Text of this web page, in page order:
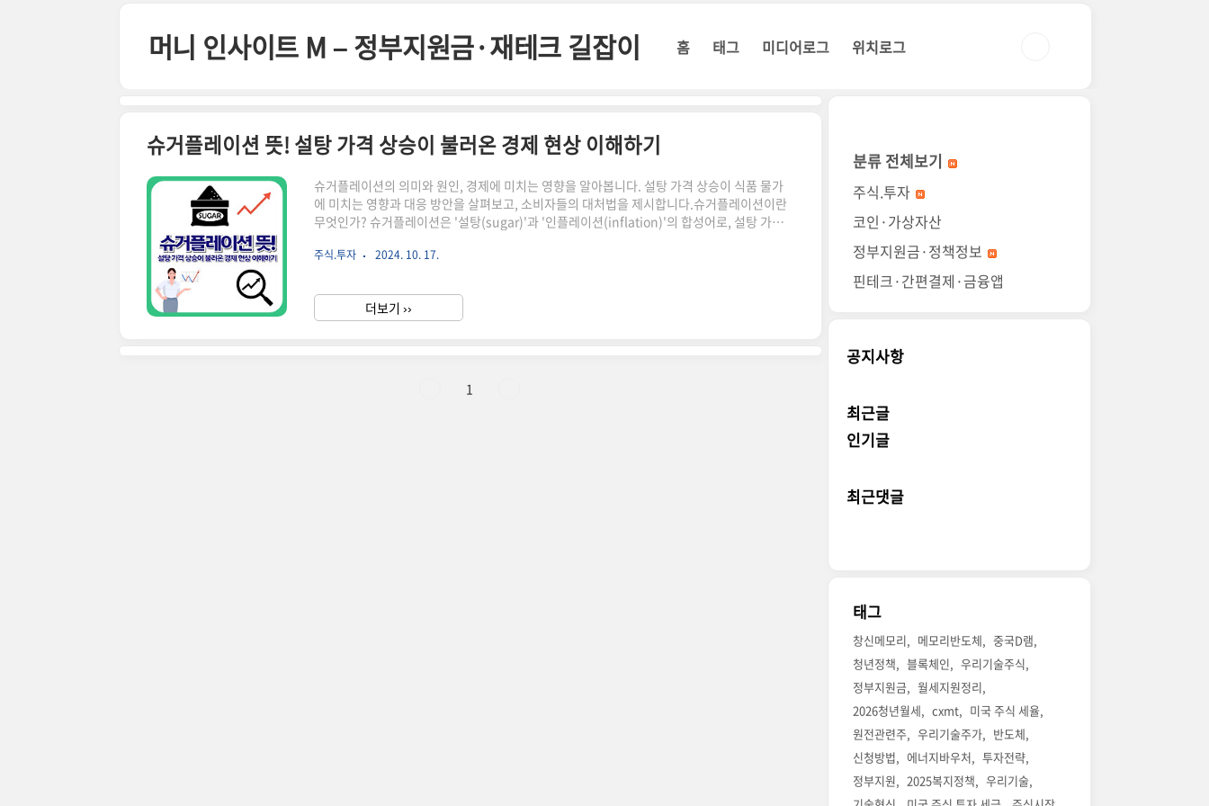
머니 인사이트 M – 정부지원금·재테크 길잡이 홈 태그 미디어로그 위치로그
슈거플레이션 뜻! 설탕 가격 상승이 불러온 경제 현상 이해하기
슈거플레이션의 의미와 원인, 경제에 미치는 영향을 알아봅니다. 설탕 가격 상승이 식품 물가
에 미치는 영향과 대응 방안을 살펴보고, 소비자들의 대처법을 제시합니다.슈거플레이션이란
무엇인가? 슈거플레이션은 '설탕(sugar)'과 '인플레이션(inflation)'의 합성어로, 설탕 가격
의 주요 원료이기 때문에, 설탕 가격이 오르면 과자, 빵, 아이스크림, 음료 등 다양한 가공식품
인상으로 이어짐전반적인 식품 물가 상승 유발외식 비용 증가에 영향슈거플레이션의 원인 1.
기후 변화와 농작물 생산량 감소최근 기후 변화로 인한 이상 기후 현상..
주식.투자 2024. 10. 17.
더보기 ››
1
분류 전체보기
주식.투자
코인·가상자산
정부지원금·정책정보
핀테크·간편결제·금융앱
공지사항
최근글
인기글
최근댓글
태그
창신메모리 메모리반도체
중국D램
청년정책
블록체인
우리기술주식
정부지원금
월세지원정리
2026청년월세
cxmt
미국 주식 세율
원전관련주
우리기술주가
반도체
신청방법
에너지바우처
투자전략
정부지원
2025복지정책
우리기술